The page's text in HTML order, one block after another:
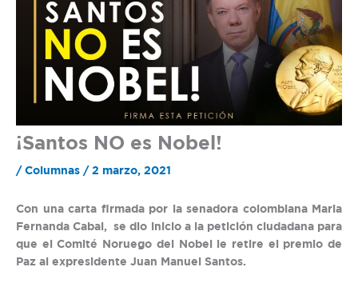
¡Santos NO es Nobel!
/ Columnas / 2 marzo, 2021
Con una carta firmada por la senadora colombiana Maria
Fernanda Cabal, se dio inicio a la petición ciudadana para
que el Comité Noruego del Nobel le retire el premio de
Paz al expresidente Juan Manuel Santos.